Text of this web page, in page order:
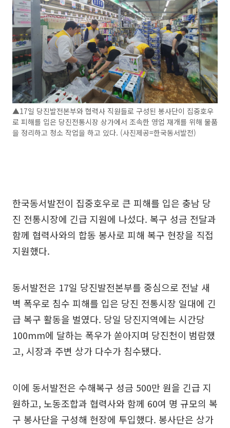
▲17일 당진발전본부와 협력사 직원들로 구성된 봉사단이 집중호우
로 피해를 입은 당진전통시장 상가에서 조속한 영업 재개를 위해 물품
을 정리하고 청소 작업을 하고 있다. (사진제공=한국동서발전)
한국동서발전이 집중호우로 큰 피해를 입은 충남 당
진 전통시장에 긴급 지원에 나섰다. 복구 성금 전달과
함께 협력사와의 합동 봉사로 피해 복구 현장을 직접
지원했다.
동서발전은 17일 당진발전본부를 중심으로 전날 새
벽 폭우로 침수 피해를 입은 당진 전통시장 일대에 긴
급 복구 활동을 벌였다. 당일 당진지역에는 시간당
100mm에 달하는 폭우가 쏟아지며 당진천이 범람했
고, 시장과 주변 상가 다수가 침수됐다.
이에 동서발전은 수해복구 성금 500만 원을 긴급 지
원하고, 노동조합과 협력사와 함께 60여 명 규모의 복
구 봉사단을 구성해 현장에 투입했다. 봉사단은 상가